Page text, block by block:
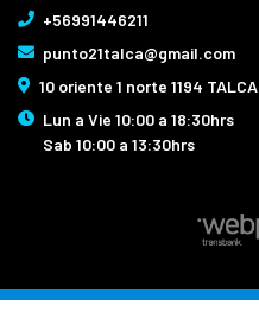
+56991446211
punto21talca@gmail.com
10 oriente 1 norte 1194 TALCA
Lun a Vie 10:00 a 18:30hrs
Sab 10:00 a 13:30hrs